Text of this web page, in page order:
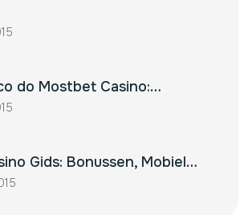
do Mostbet Casino:…
Gids: Bonussen, Mobiel…